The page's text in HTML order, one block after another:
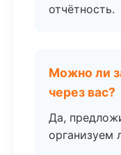
отчётность.
Можно ли
через вас?
Да,
организуем